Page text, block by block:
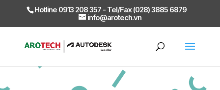
Hotline 0913 208 357 - Tel/Fax (028) 3885 6879
info@arotech.vn